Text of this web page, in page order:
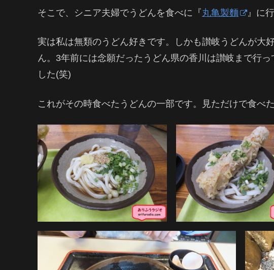
そこで、シニア夫婦でうどんを食べに『丸亀製麵 』に
実は私は無類のうどん好きです。しかも讃岐うどんが大
ん。3年前には念願だったうどん県の香川は讃岐まで行
した(笑)
これがその時食べたうどんの一部です。見ただけで食べ